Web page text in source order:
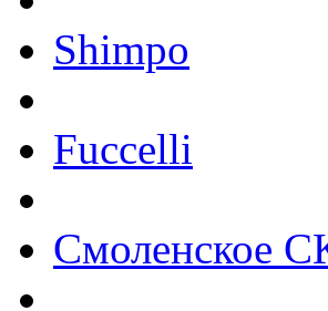
Shimpo
Fuccelli
Смоленское